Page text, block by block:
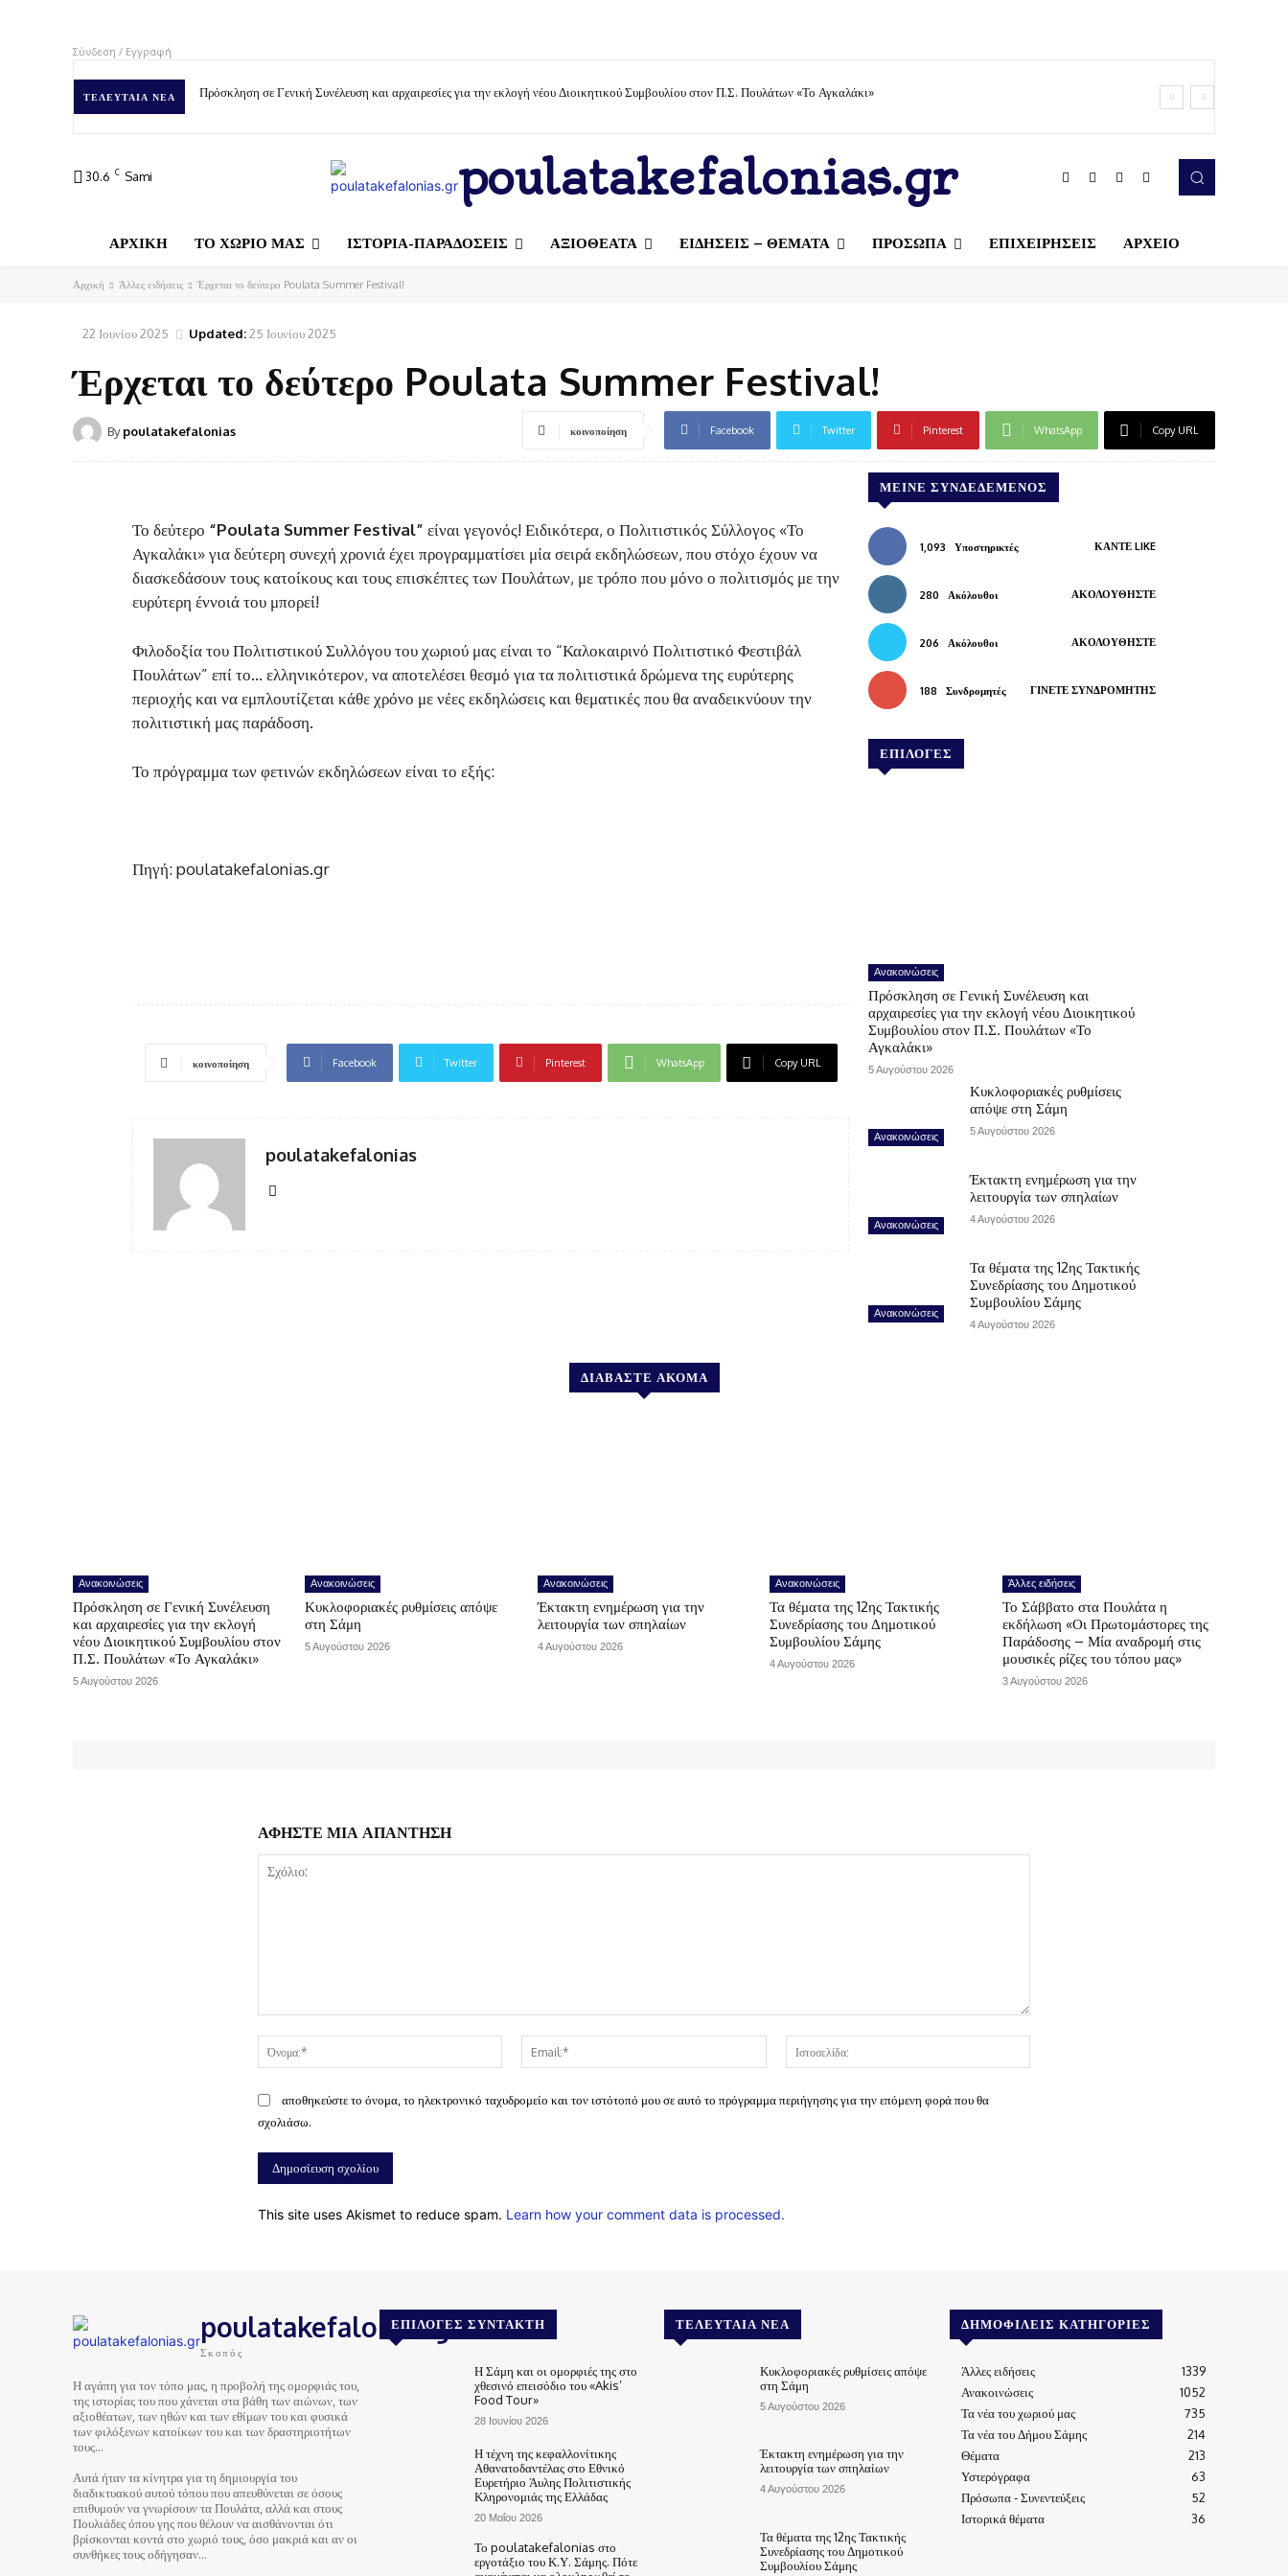
Σύνδεση / Εγγραφή
ΤΕΛΕΥΤΑΊΑ ΝΈΑ Πρόσκληση σε Γενική Συνέλευση και αρχαιρεσίες για την εκλογή νέου Διοικητικού Συμβουλίου στον Π.Σ. Πουλάτων «Το Αγκαλάκι»
30.6 C Sami poulatakefalonias.gr
ΑΡΧΙΚΗ ΤΟ ΧΩΡΙΟ ΜΑΣ ΙΣΤΟΡΙΑ-ΠΑΡΑΔΟΣΕΙΣ ΑΞΙΟΘΕΑΤΑ ΕΙΔΗΣΕΙΣ – ΘΕΜΑΤΑ ΠΡΟΣΩΠΑ ΕΠΙΧΕΙΡΗΣΕΙΣ ΑΡΧΕΙΟ
Αρχική Άλλες ειδήσεις Έρχεται το δεύτερο Poulata Summer Festival!
22 Ιουνίου 2025 Updated:25 Ιουνίου 2025
Έρχεται το δεύτερο Poulata Summer Festival!
By poulatakefalonias κοινοποίηση Facebook Twitter Pinterest WhatsApp Copy URL
Το δεύτερο “Poulata Summer Festival” είναι γεγονός! Ειδικότερα, ο Πολιτιστικός Σύλλογος «Το
Αγκαλάκι» για δεύτερη συνεχή χρονιά έχει προγραμματίσει μία σειρά εκδηλώσεων, που στόχο έχουν να
διασκεδάσουν τους κατοίκους και τους επισκέπτες των Πουλάτων, με τρόπο που μόνο ο πολιτισμός με την
ευρύτερη έννοιά του μπορεί!
Φιλοδοξία του Πολιτιστικού Συλλόγου του χωριού μας είναι το “Καλοκαιρινό Πολιτιστικό Φεστιβάλ
Πουλάτων” επί το… ελληνικότερον, να αποτελέσει θεσμό για τα πολιτιστικά δρώμενα της ευρύτερης
περιοχής και να εμπλουτίζεται κάθε χρόνο με νέες εκδηλώσεις και θεματικές που θα αναδεικνύουν την
πολιτιστική μας παράδοση.
Το πρόγραμμα των φετινών εκδηλώσεων είναι το εξής:
Πηγή: poulatakefalonias.gr
κοινοποίηση Facebook Twitter Pinterest WhatsApp Copy URL
poulatakefalonias
ΜΕΊΝΕ ΣΥΝΔΕΔΕΜΈΝΟΣ
1,093 Υποστηρικτές ΚΆΝΤΕ LIKE
280 Ακόλουθοι ΑΚΟΛΟΥΘΉΣΤΕ
206 Ακόλουθοι ΑΚΟΛΟΥΘΉΣΤΕ
188 Συνδρομητές ΓΊΝΕΤΕ ΣΥΝΔΡΟΜΗΤΉΣ
ΕΠΙΛΟΓΕΣ
Ανακοινώσεις
Πρόσκληση σε Γενική Συνέλευση και
αρχαιρεσίες για την εκλογή νέου Διοικητικού
Συμβουλίου στον Π.Σ. Πουλάτων «Το
Αγκαλάκι»
5 Αυγούστου 2026
Ανακοινώσεις
Κυκλοφοριακές ρυθμίσεις
απόψε στη Σάμη
5 Αυγούστου 2026
Ανακοινώσεις
Έκτακτη ενημέρωση για την
λειτουργία των σπηλαίων
4 Αυγούστου 2026
Ανακοινώσεις
Τα θέματα της 12ης Τακτικής
Συνεδρίασης του Δημοτικού
Συμβουλίου Σάμης
4 Αυγούστου 2026
ΔΙΑΒΑΣΤΕ ΑΚΟΜΑ
Ανακοινώσεις
Πρόσκληση σε Γενική Συνέλευση
και αρχαιρεσίες για την εκλογή
νέου Διοικητικού Συμβουλίου στον
Π.Σ. Πουλάτων «Το Αγκαλάκι»
5 Αυγούστου 2026
Ανακοινώσεις
Κυκλοφοριακές ρυθμίσεις απόψε
στη Σάμη
5 Αυγούστου 2026
Ανακοινώσεις
Έκτακτη ενημέρωση για την
λειτουργία των σπηλαίων
4 Αυγούστου 2026
Ανακοινώσεις
Τα θέματα της 12ης Τακτικής
Συνεδρίασης του Δημοτικού
Συμβουλίου Σάμης
4 Αυγούστου 2026
Άλλες ειδήσεις
Το Σάββατο στα Πουλάτα η
εκδήλωση «Οι Πρωτομάστορες της
Παράδοσης – Μία αναδρομή στις
μουσικές ρίζες του τόπου μας»
3 Αυγούστου 2026
ΑΦΗΣΤΕ ΜΙΑ ΑΠΑΝΤΗΣΗ
Όνομα:*
Email:*
αποθηκεύστε το όνομα, το ηλεκτρονικό ταχυδρομείο και τον ιστότοπό μου σε αυτό το πρόγραμμα περιήγησης για την επόμενη φορά που θα
σχολιάσω.
This site uses Akismet to reduce spam. Learn how your comment data is processed.
poulatakefalonias.gr
Σκοπός
Η αγάπη για τον τόπο μας, η προβολή της ομορφιάς του,
της ιστορίας του που χάνεται στα βάθη των αιώνων, των
αξιοθέατων, των ηθών και των εθίμων του και φυσικά
των φιλόξενων κατοίκων του και των δραστηριοτήτων
τους…
Αυτά ήταν τα κίνητρα για τη δημιουργία του
διαδικτυακού αυτού τόπου που απευθύνεται σε όσους
επιθυμούν να γνωρίσουν τα Πουλάτα, αλλά και στους
Πουλιάδες όπου γης που θέλουν να αισθάνονται ότι
βρίσκονται κοντά στο χωριό τους, όσο μακριά και αν οι
συνθήκες τους οδήγησαν…
ΕΠΙΛΟΓΈΣ ΣΥΝΤΆΚΤΗ
Η Σάμη και οι ομορφιές της στο
χθεσινό επεισόδιο του «Akis’
Food Tour»
28 Ιουνίου 2026
Η τέχνη της κεφαλλονίτικης
Αθανατοδαντέλας στο Εθνικό
Ευρετήριο Άυλης Πολιτιστικής
Κληρονομιάς της Ελλάδας
20 Μαΐου 2026
Το poulatakefalonias στο
εργοτάξιο του Κ.Υ. Σάμης. Πότε
ΤΕΛΕΥΤΑΊΑ ΝΈΑ
Κυκλοφοριακές ρυθμίσεις απόψε
στη Σάμη
5 Αυγούστου 2026
Έκτακτη ενημέρωση για την
λειτουργία των σπηλαίων
4 Αυγούστου 2026
Τα θέματα της 12ης Τακτικής
Συνεδρίασης του Δημοτικού
Συμβουλίου Σάμης
ΔΗΜΟΦΙΛΕΊΣ ΚΑΤΗΓΟΡΊΕΣ
Άλλες ειδήσεις
1339
Ανακοινώσεις
1052
Τα νέα του χωριού μας
735
Τα νέα του Δήμου Σάμης
214
Θέματα
213
Υστερόγραφα
63
Πρόσωπα - Συνεντεύξεις
52
Ιστορικά θέματα
36